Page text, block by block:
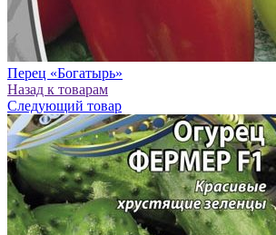
Перец «Богатырь»
Назад к товарам
Следующий товар